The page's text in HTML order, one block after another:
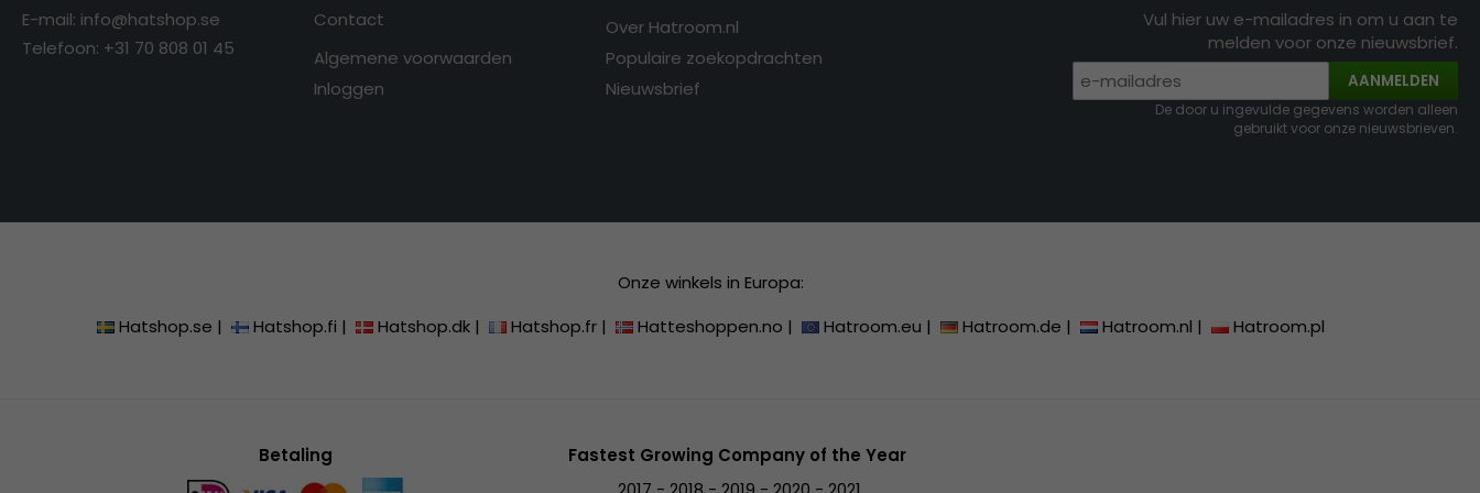
E-mail: info@hatshop.se
Telefoon: +31 70 808 01 45
Contact
Algemene voorwaarden
Inloggen
Over Hatroom.nl
Populaire zoekopdrachten
Nieuwsbrief
Vul hier uw e-mailadres in om u aan te
melden voor onze nieuwsbrief.
AANMELDEN
De door u ingevulde gegevens worden alleen
gebruikt voor onze nieuwsbrieven.
Onze winkels in Europa:
Hatshop.se | Hatshop.fi | Hatshop.dk | Hatshop.fr | Hatteshoppen.no | Hatroom.eu | Hatroom.de | Hatroom.nl | Hatroom.pl
Betaling
Fastest Growing Company of the Year